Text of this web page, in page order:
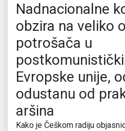
Nadnacionalne
obzira na veliko
potrošača u
Evropske unije,
odustanu od
aršina
Kako je Češkom radiju